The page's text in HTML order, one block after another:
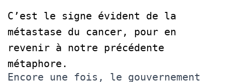
C’est le signe évident de la
métastase du cancer, pour en
revenir à notre précédente
métaphore.
Encore une fois, le gouvernement